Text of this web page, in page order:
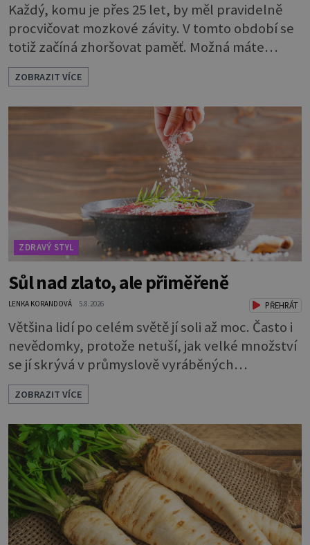
Každý, komu je přes 25 let, by měl pravidelně
procvičovat mozkové závity. V tomto období se
totiž začíná zhoršovat paměť. Možná máte
problém vzpomenout si na jméno kolegy z
práce. Nebo marně v paměti lovíte název
knížky, kterou jste nedávno přečetli. Je to
opravdu tak, s věkem jako kdyby se paměť
Procvičujte mozkové závity. Není to nijak slož
ZOBRAZIT VÍCE
ZDRAVÝ STYL
Sůl nad zlato, ale přiměřeně
LENKA KORANDOVÁ 5.8.2026 PŘEHRÁT
Většina lidí po celém světě jí soli až moc. Často i
nevědomky, protože netuší, jak velké množství
se jí skrývá v průmyslově vyráběných
potravinách, dokonce i těch sladkých. Sůl je
zdravá Ale v ani ne třetinovém množství, než je
pro většinu populace běžné. Její základní
složky– sodík a chlór – jsou zásadní pro správné
hospodaření organismu s tekutinami. Pomáhají
totiž udrž
ZOBRAZIT VÍCE